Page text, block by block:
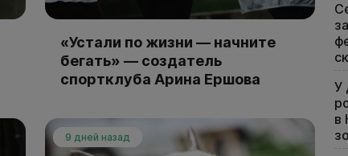
«Устали по жизни — начните
бегать» — создатель
спортклуба Арина Ершова
9 дней назад
У
в